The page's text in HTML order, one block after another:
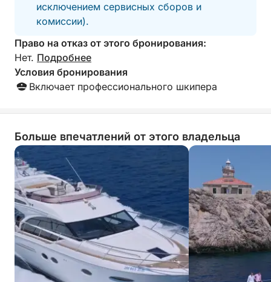
познакомиться с природной красотой, культурой
и расслабленной атмосферой Элафитских
островов.
исключением сервисных сборов и
комиссии).
Право на отказ от этого бронирования:
Нет. Подробнее
Условия бронирования
Включает профессионального шкипера
Больше впечатлений от этого владельца